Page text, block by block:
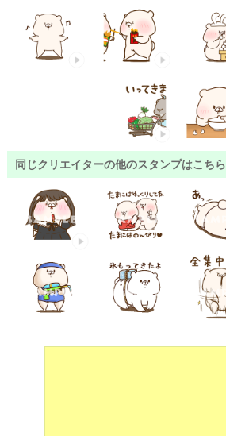
同じクリエイターの他のスタンプはこちら